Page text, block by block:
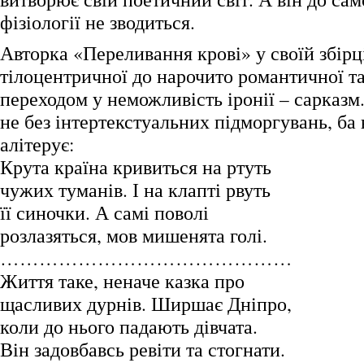
фізіології не зводиться.
Авторка «Переливання крові» у своїй
тілоцентричної до нарочито романтичної
переходом у неможливість іронії –
не без інтертекстуальних підморгувань, ба
алітерує:
Крута країна кривиться на ртуть
чужих туманів. І на клапті рвуть
її синочки. А самі поволі
розлазяться, мов мишенята голі.
………………………………………
Життя таке, неначе казка про
щасливих дурнів. Ширшає Дніпро,
коли до нього падають дівчата.
Він задовбавсь ревіти та стогнати.